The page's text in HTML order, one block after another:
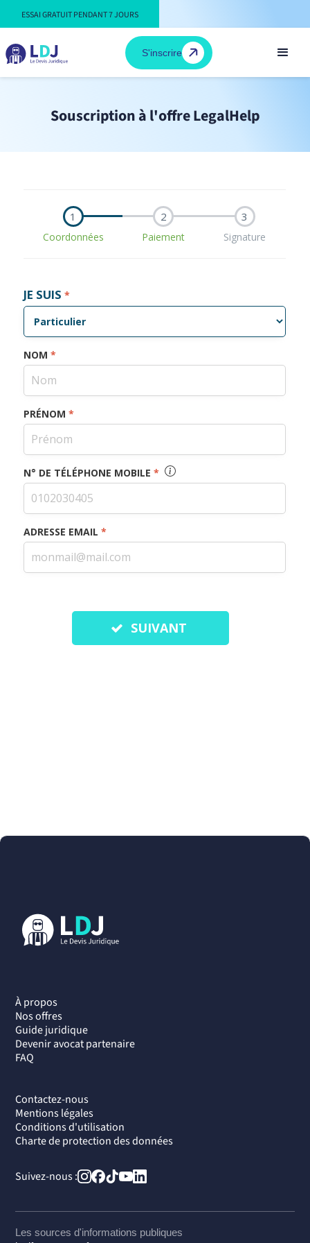
ESSAI GRATUIT PENDANT 7 JOURS
S'inscrire
Souscription à l'offre LegalHelp
À propos
Nos offres
Guide juridique
Devenir avocat partenaire
FAQ
Contactez-nous
Mentions légales
Conditions d'utilisation
Charte de protection des données
Suivez-nous :
Les sources d'informations publiques